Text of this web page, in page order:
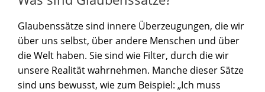
Glaubenssätze sind innere Überzeugungen, die wir
über uns selbst, über andere Menschen und über
die Welt haben. Sie sind wie Filter, durch die wir
unsere Realität wahrnehmen. Manche dieser Sätze
sind uns bewusst, wie zum Beispiel: „Ich muss